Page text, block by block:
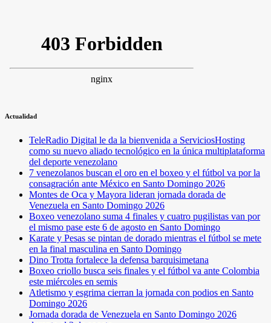
Actualidad
TeleRadio Digital le da la bienvenida a ServiciosHosting
como su nuevo aliado tecnológico en la única multiplataforma
del deporte venezolano
7 venezolanos buscan el oro en el boxeo y el fútbol va por la
consagración ante México en Santo Domingo 2026
Montes de Oca y Mayora lideran jornada dorada de
Venezuela en Santo Domingo 2026
Boxeo venezolano suma 4 finales y cuatro pugilistas van por
el mismo pase este 6 de agosto en Santo Domingo
Karate y Pesas se pintan de dorado mientras el fútbol se mete
en la final masculina en Santo Domingo
Dino Trotta fortalece la defensa barquisimetana
Boxeo criollo busca seis finales y el fútbol va ante Colombia
este miércoles en semis
Atletismo y esgrima cierran la jornada con podios en Santo
Domingo 2026
Jornada dorada de Venezuela en Santo Domingo 2026